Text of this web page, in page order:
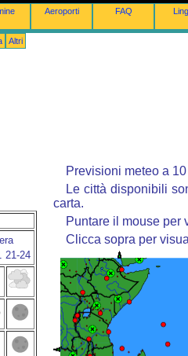
Aeroporti FAQ
Altri
21-24
Previsioni meteo a
Le città disponibili
carta.
Puntare il mouse per
Clicca sopra per